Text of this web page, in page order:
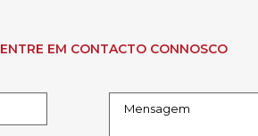
ENTRE EM CONTACTO CONNOSCO